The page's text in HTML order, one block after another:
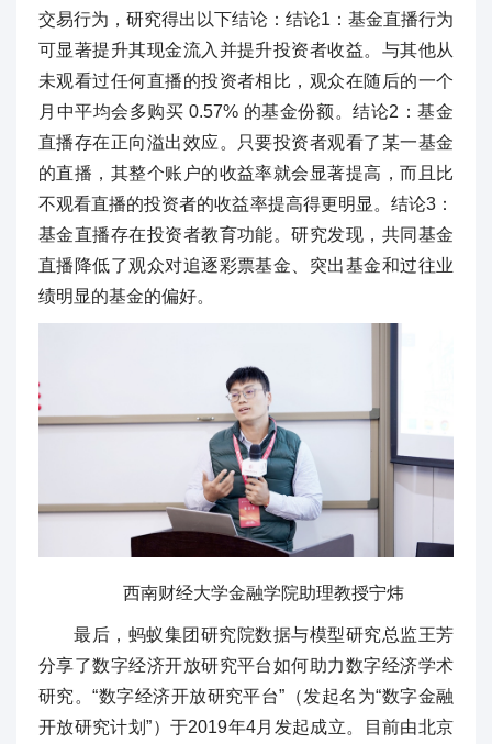
交易行为，研究得出以下结论：结论1：基金直播行为
可显著提升其现金流入并提升投资者收益。与其他从
未观看过任何直播的投资者相比，观众在随后的一个
月中平均会多购买 0.57% 的基金份额。结论2：基金
直播存在正向溢出效应。只要投资者观看了某一基金
的直播，其整个账户的收益率就会显著提高，而且比
不观看直播的投资者的收益率提高得更明显。结论3：
基金直播存在投资者教育功能。研究发现，共同基金
直播降低了观众对追逐彩票基金、突出基金和过往业
绩明显的基金的偏好。
西南财经大学金融学院助理教授宁炜
最后，蚂蚁集团研究院数据与模型研究总监王芳
分享了数字经济开放研究平台如何助力数字经济学术
研究。“数字经济开放研究平台”（发起名为“数字金融
开放研究计划”）于2019年4月发起成立。目前由北京